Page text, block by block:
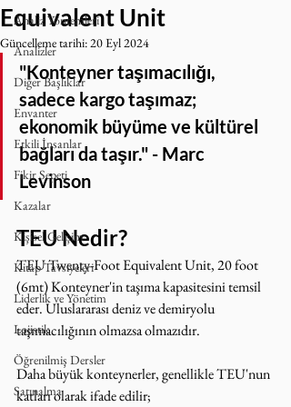
Analiz Yöntemleri
Analizler
Diğer Başlıklar
Envanter
Etkili İnsanlar
Fikir Sepeti
Kazalar
Kişisel Gelişim
Kitap Tavsiyeleri
Liderlik ve Yönetim
Lojistik
Öğrenilmiş Dersler
Satınalma
Equivalent Unit
Güncelleme tarihi:20 Eyl 2024
"Konteyner taşımacılığı,
sadece kargo taşımaz;
ekonomik büyüme ve kültürel
bağları da taşır." - Marc
Levinson
TEU Nedir?
TEU Twenty-Foot Equivalent Unit, 20 foot
(6mt) Konteyner'in taşıma kapasitesini temsil
eder. Uluslararası deniz ve demiryolu
taşımacılığının olmazsa olmazıdır.
Daha büyük konteynerler, genellikle TEU'nun
katları olarak ifade edilir;